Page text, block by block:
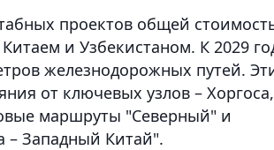
проектов общей
и Узбекистаном. К 2029
железнодорожных путей.
от ключевых узлов – Хоргоса,
маршруты "Северный" и
– Западный Китай".